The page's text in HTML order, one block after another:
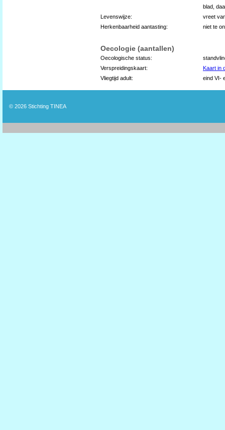
blad,
Levenswijze:
vreet
Herkenbaarheid aantasting:
niet te
Oecologie (aantallen)
Oecologische status:
Verspreidingskaart:
Kaart in
Vliegtijd adult:
eind VI-
© 2026 Stichting TINEA